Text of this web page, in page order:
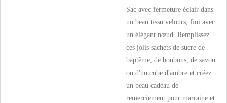
Sac avec fermeture éclair dans
un beau tissu velours, fini avec
un élégant nœud. Remplissez
ces jolis sachets de sucre de
baptême, de bonbons, de savon
ou d'un cube d'ambre et créez
un beau cadeau de
remerciement pour marraine et